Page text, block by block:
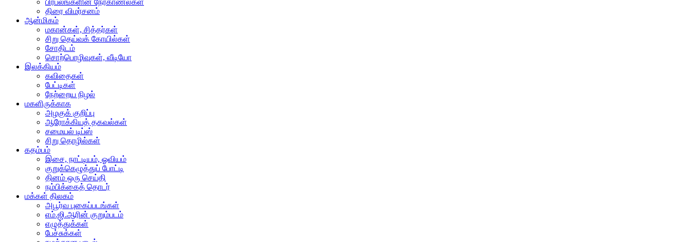
பிரபலங்களின் நேர்காணல்கள்
திரை விமர்சனம்
ஆன்மிகம்
மகான்கள், சித்தர்கள்
சிறு தெய்வக் கோயில்கள்
சோதிடம்
சொற்பொழிவுகள், வீடியோ
இலக்கியம்
கவிதைகள்
பேட்டிகள்
நேற்றைய நிழல்
மகளிருக்காக
அழகுக் குறிப்பு
ஆரோக்கியத் தகவல்கள்
சமையல் டிப்ஸ்
சிறு தொழில்கள்
கதம்பம்
இசை, நாட்டியம், ஓவியம்
குறுக்கெழுத்துப் போட்டி
தினம் ஒரு செய்தி
நம்பிக்கைத் தொடர்
மக்கள் திலகம்
அபூர்வ புகைப்படங்கள்
எம்.ஜி.ஆரின் குறும்படம்
எழுத்துக்கள்
பேச்சுக்கள்